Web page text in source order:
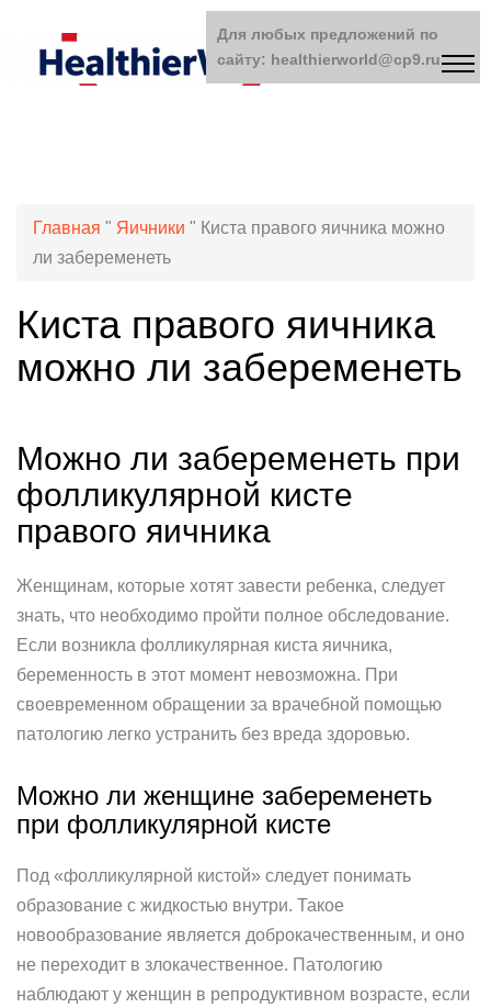
Главная " Яичники " Киста правого яичника можно
ли забеременеть
Киста правого яичника
можно ли забеременеть
Можно ли забеременеть при
фолликулярной кисте
правого яичника
Женщинам, которые хотят завести ребенка, следует
знать, что необходимо пройти полное обследование.
Если возникла фолликулярная киста яичника,
беременность в этот момент невозможна. При
своевременном обращении за врачебной помощью
патологию легко устранить без вреда здоровью.
Можно ли женщине забеременеть
при фолликулярной кисте
Под «фолликулярной кистой» следует понимать
образование с жидкостью внутри. Такое
новообразование является доброкачественным, и оно
не переходит в злокачественное. Патологию
наблюдают у женщин в репродуктивном возрасте, если
Для любых предложений по
сайту: healthierworld@cp9.ru